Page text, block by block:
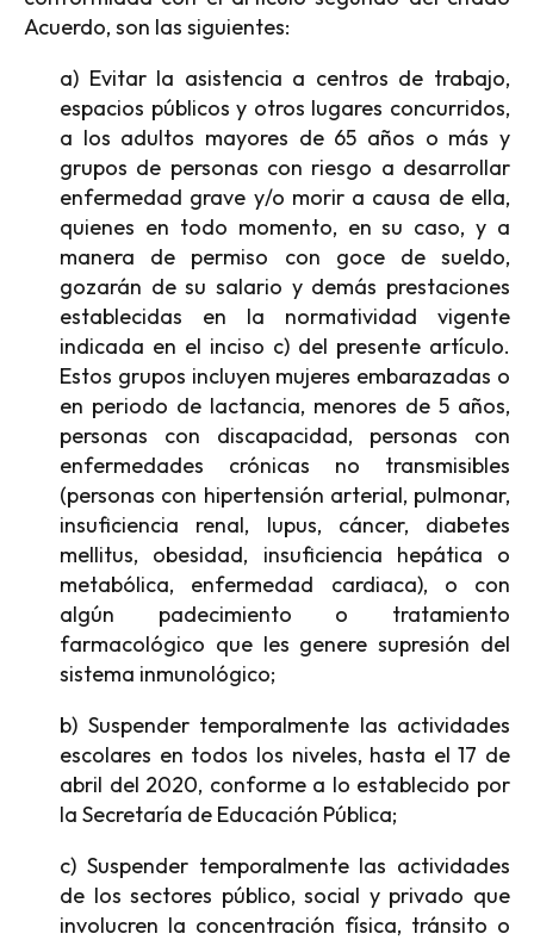
Acuerdo, son las siguientes:
a) Evitar la asistencia a centros de trabajo,
espacios públicos y otros lugares concurridos,
a los adultos mayores de 65 años o más y
grupos de personas con riesgo a desarrollar
enfermedad grave y/o morir a causa de ella,
quienes en todo momento, en su caso, y a
manera de permiso con goce de sueldo,
gozarán de su salario y demás prestaciones
establecidas en la normatividad vigente
indicada en el inciso c) del presente artículo.
Estos grupos incluyen mujeres embarazadas o
en periodo de lactancia, menores de 5 años,
personas con discapacidad, personas con
enfermedades crónicas no transmisibles
(personas con hipertensión arterial, pulmonar,
insuficiencia renal, lupus, cáncer, diabetes
mellitus, obesidad, insuficiencia hepática o
metabólica, enfermedad cardiaca), o con
algún padecimiento o tratamiento
farmacológico que les genere supresión del
sistema inmunológico;
b) Suspender temporalmente las actividades
escolares en todos los niveles, hasta el 17 de
abril del 2020, conforme a lo establecido por
la Secretaría de Educación Pública;
c) Suspender temporalmente las actividades
de los sectores público, social y privado que
involucren la concentración física, tránsito o